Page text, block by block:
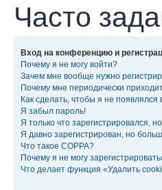
Часто
Вход на конференцию и
Почему я не могу войти?
Зачем мне вообще нужно
Почему мне периодически
Как сделать, чтобы я не появлялся
Я забыл пароль!
Я только что зарегистрировался,
Я давно зарегистрирован, но
Что такое COPPA?
Почему я не могу
Что делает функция «Удалить